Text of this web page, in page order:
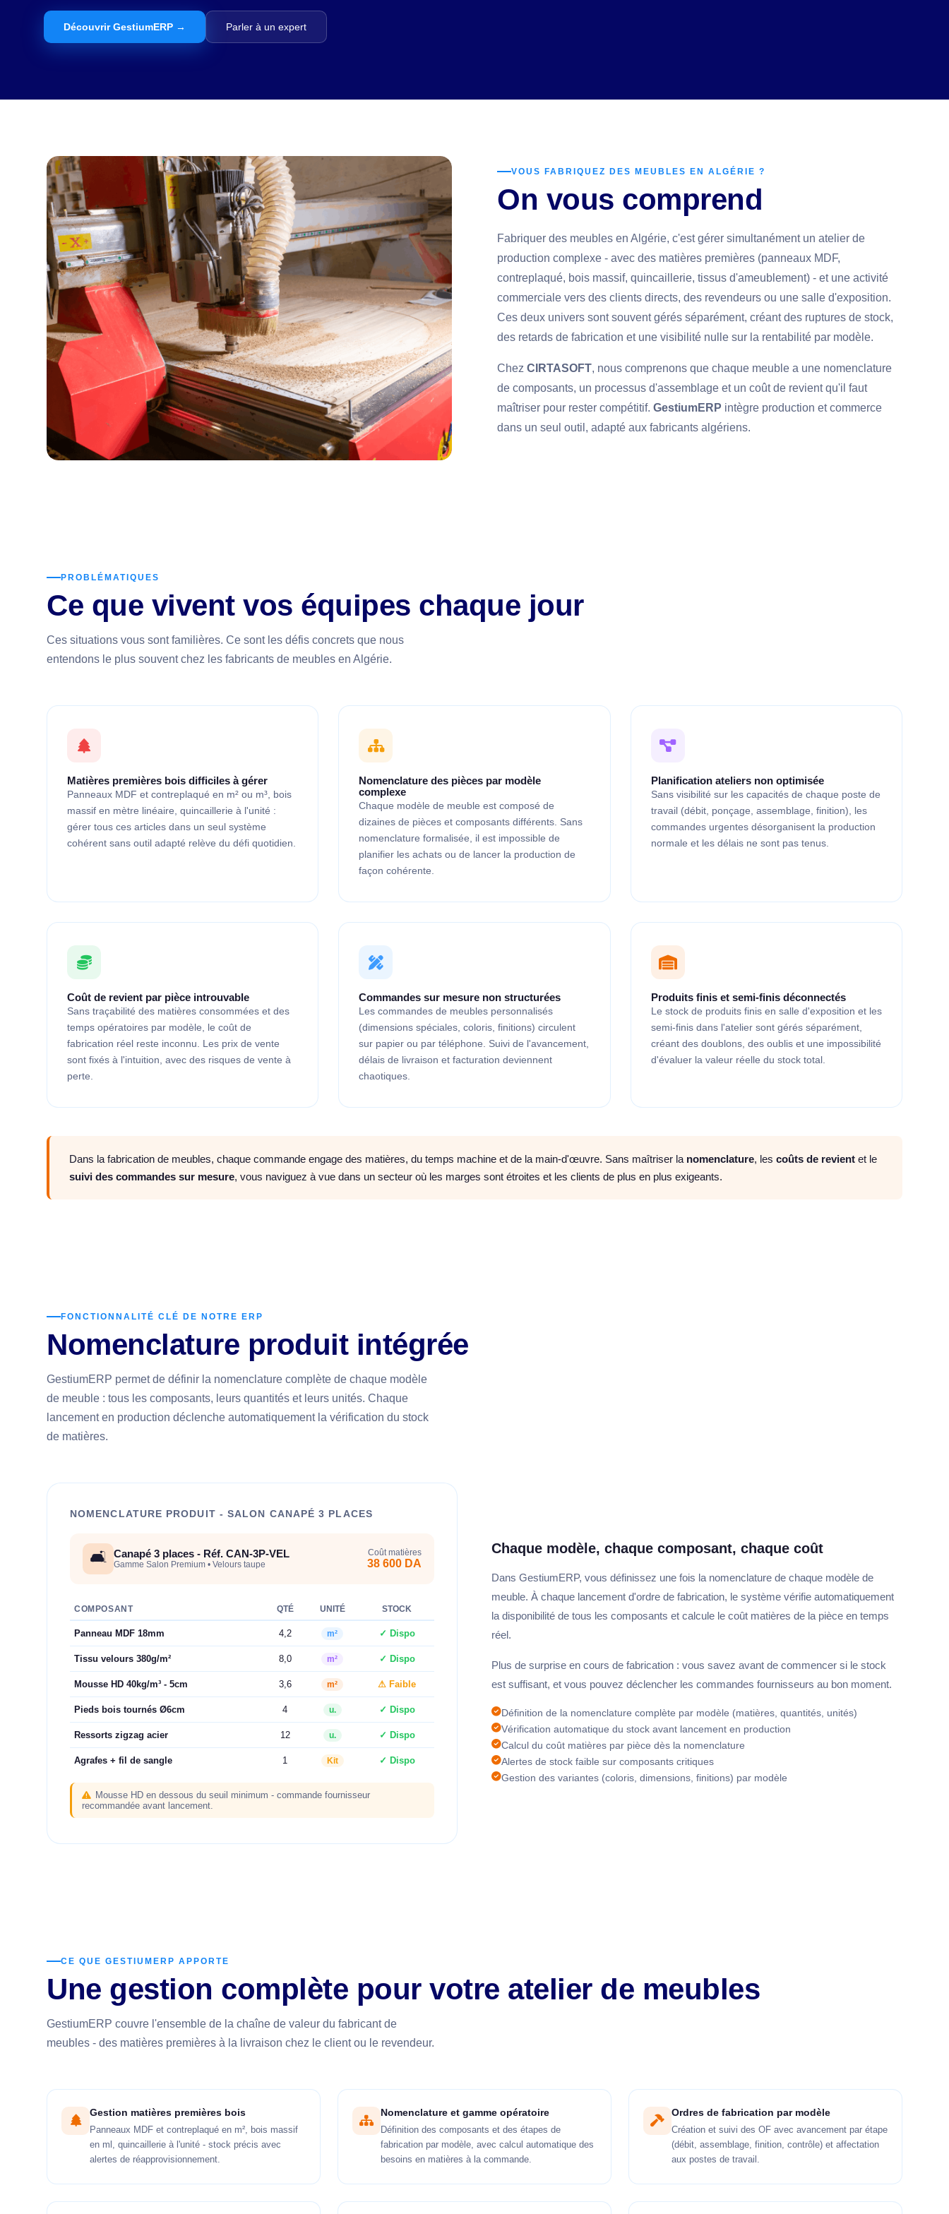
Découvrir GestiumERP → Parler à un expert
VOUS FABRIQUEZ DES MEUBLES EN ALGÉRIE ?
On vous comprend
Fabriquer des meubles en Algérie, c'est gérer simultanément un atelier de
production complexe - avec des matières premières (panneaux MDF,
contreplaqué, bois massif, quincaillerie, tissus d'ameublement) - et une activité
commerciale vers des clients directs, des revendeurs ou une salle d'exposition.
Ces deux univers sont souvent gérés séparément, créant des ruptures de stock,
des retards de fabrication et une visibilité nulle sur la rentabilité par modèle.
Chez CIRTASOFT, nous comprenons que chaque meuble a une nomenclature
de composants, un processus d'assemblage et un coût de revient qu'il faut
maîtriser pour rester compétitif. GestiumERP intègre production et commerce
dans un seul outil, adapté aux fabricants algériens.
PROBLÉMATIQUES
Ce que vivent vos équipes chaque jour
Ces situations vous sont familières. Ce sont les défis concrets que nous
entendons le plus souvent chez les fabricants de meubles en Algérie.
Matières premières bois difficiles à gérer
Panneaux MDF et contreplaqué en m² ou m³, bois
massif en mètre linéaire, quincaillerie à l'unité :
gérer tous ces articles dans un seul système
cohérent sans outil adapté relève du défi quotidien.
Nomenclature des pièces par modèle
complexe
Chaque modèle de meuble est composé de
dizaines de pièces et composants différents. Sans
nomenclature formalisée, il est impossible de
planifier les achats ou de lancer la production de
façon cohérente.
Planification ateliers non optimisée
Sans visibilité sur les capacités de chaque poste de
travail (débit, ponçage, assemblage, finition), les
commandes urgentes désorganisent la production
normale et les délais ne sont pas tenus.
Coût de revient par pièce introuvable
Sans traçabilité des matières consommées et des
temps opératoires par modèle, le coût de
fabrication réel reste inconnu. Les prix de vente
sont fixés à l'intuition, avec des risques de vente à
perte.
Commandes sur mesure non structurées
Les commandes de meubles personnalisés
(dimensions spéciales, coloris, finitions) circulent
sur papier ou par téléphone. Suivi de l'avancement,
délais de livraison et facturation deviennent
chaotiques.
Produits finis et semi-finis déconnectés
Le stock de produits finis en salle d'exposition et les
semi-finis dans l'atelier sont gérés séparément,
créant des doublons, des oublis et une impossibilité
d'évaluer la valeur réelle du stock total.
Dans la fabrication de meubles, chaque commande engage des matières, du temps machine et de la main-d'œuvre. Sans maîtriser la nomenclature, les coûts de revient et le
suivi des commandes sur mesure, vous naviguez à vue dans un secteur où les marges sont étroites et les clients de plus en plus exigeants.
FONCTIONNALITÉ CLÉ DE NOTRE ERP
Nomenclature produit intégrée
GestiumERP permet de définir la nomenclature complète de chaque modèle
de meuble : tous les composants, leurs quantités et leurs unités. Chaque
lancement en production déclenche automatiquement la vérification du stock
de matières.
NOMENCLATURE PRODUIT - SALON CANAPÉ 3 PLACES
🛋️ Canapé 3 places - Réf. CAN-3P-VEL
Gamme Salon Premium • Velours taupe
Coût matières
38 600 DA
COMPOSANT QTÉ UNITÉ STOCK
Panneau MDF 18mm 4,2 m² ✓ Dispo
Tissu velours 380g/m² 8,0 m² ✓ Dispo
Mousse HD 40kg/m³ - 5cm 3,6 m² ⚠ Faible
Pieds bois tournés Ø6cm 4 u. ✓ Dispo
Ressorts zigzag acier 12 u. ✓ Dispo
Agrafes + fil de sangle 1 Kit ✓ Dispo
Mousse HD en dessous du seuil minimum - commande fournisseur
recommandée avant lancement.
Chaque modèle, chaque composant, chaque coût
Dans GestiumERP, vous définissez une fois la nomenclature de chaque modèle de
meuble. À chaque lancement d'ordre de fabrication, le système vérifie automatiquement
la disponibilité de tous les composants et calcule le coût matières de la pièce en temps
réel.
Plus de surprise en cours de fabrication : vous savez avant de commencer si le stock
est suffisant, et vous pouvez déclencher les commandes fournisseurs au bon moment.
Définition de la nomenclature complète par modèle (matières, quantités, unités)
Vérification automatique du stock avant lancement en production
Calcul du coût matières par pièce dès la nomenclature
Alertes de stock faible sur composants critiques
Gestion des variantes (coloris, dimensions, finitions) par modèle
CE QUE GESTIUMERP APPORTE
Une gestion complète pour votre atelier de meubles
GestiumERP couvre l'ensemble de la chaîne de valeur du fabricant de
meubles - des matières premières à la livraison chez le client ou le revendeur.
Gestion matières premières bois
Panneaux MDF et contreplaqué en m², bois massif
en ml, quincaillerie à l'unité - stock précis avec
alertes de réapprovisionnement.
Nomenclature et gamme opératoire
Définition des composants et des étapes de
fabrication par modèle, avec calcul automatique des
besoins en matières à la commande.
Ordres de fabrication par modèle
Création et suivi des OF avec avancement par étape
(débit, assemblage, finition, contrôle) et affectation
aux postes de travail.